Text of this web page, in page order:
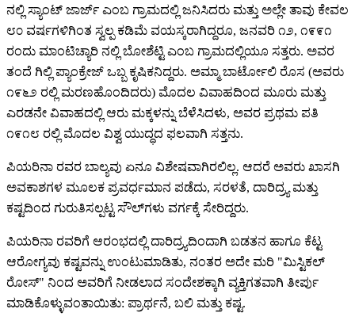
ನಲ್ಲಿ ಸ್ಯಾಂಟ್ ಜಾರ್ಜ್ ಎಂಬ ಗ್ರಾಮದಲ್ಲಿ ಜನಿಸಿದರು ಮತ್ತು ಅಲ್ಲೇ ತಾವು ಕೇವಲ
೮೦ ವರ್ಷಗಳಿಗಿಂತ ಸ್ವಲ್ಪ ಕಡಿಮೆ ವಯಸ್ಕರಾಗಿದ್ದರೂ, ಜನವರಿ ೧೨, ೧೯೯೧
ರಂದು ಮಾಂಟಿಚ್ಯಾರಿ ನಲ್ಲಿ ಬೋಶೆಟ್ಟಿ ಎಂಬ ಗ್ರಾಮದಲ್ಲಿಯೂ ಸತ್ತರು. ಅವರ
ತಂದೆ ಗಿಲ್ಲಿ ಪ್ಯಾಂಕ್ರೇಜ್ ಒಬ್ಬ ಕೃಷಿಕನಿದ್ದರು. ಅಮ್ಮಾ ಬಾರ್ಟೋಲಿ ರೊಸ (ಅವರು
೧೯೬೨ ರಲ್ಲಿ ಮರಣಹೊಂದಿದರು) ಮೊದಲ ವಿವಾಹದಿಂದ ಮೂರು ಮತ್ತು
ಎರಡನೇ ವಿವಾಹದಲ್ಲಿ ಆರು ಮಕ್ಕಳನ್ನು ಬೆಳೆಸಿದಳು, ಅವರ ಪ್ರಥಮ ಪತಿ
೧೯೧೮ ರಲ್ಲಿ ಮೊದಲ ವಿಶ್ವ ಯುದ್ಧದ ಫಲವಾಗಿ ಸತ್ತನು.
ಪಿಯರಿನಾ ರವರ ಬಾಲ್ಯವು ಏನೂ ವಿಶೇಷವಾಗಿರಲಿಲ್ಲ. ಆದರೆ ಅವರು ಖಾಸಗಿ
ಅವಕಾಶಗಳ ಮೂಲಕ ಪ್ರವರ್ಧಮಾನ ಪಡೆದು, ಸರಳತೆ, ದಾರಿದ್ರ್ಯ ಮತ್ತು
ಕಷ್ಟದಿಂದ ಗುರುತಿಸಲ್ಪಟ್ಟ ಸೌಲ್‌ಗಳು ವರ್ಗಕ್ಕೆ ಸೇರಿದ್ದರು.
ಪಿಯರಿನಾ ರವರಿಗೆ ಆರಂಭದಲ್ಲಿ ದಾರಿದ್ರ್ಯದಿಂದಾಗಿ ಬಡತನ ಹಾಗೂ ಕೆಟ್ಟ
ಆರೋಗ್ಯವು ಕಷ್ಟವನ್ನು ಉಂಟುಮಾಡಿತು, ನಂತರ ಅದೇ ಮರಿ "ಮಿಸ್ಟಿಕಲ್
ರೋಸ್" ನಿಂದ ಅವರಿಗೆ ನೀಡಲಾದ ಸಂದೇಶಕ್ಕಾಗಿ ವ್ಯಕ್ತಿಗತವಾಗಿ ತೀರ್ಪು
ಮಾಡಿಕೊಳ್ಳುವಂತಾಯಿತು: ಪ್ರಾರ್ಥನೆ, ಬಲಿ ಮತ್ತು ಕಷ್ಟ.